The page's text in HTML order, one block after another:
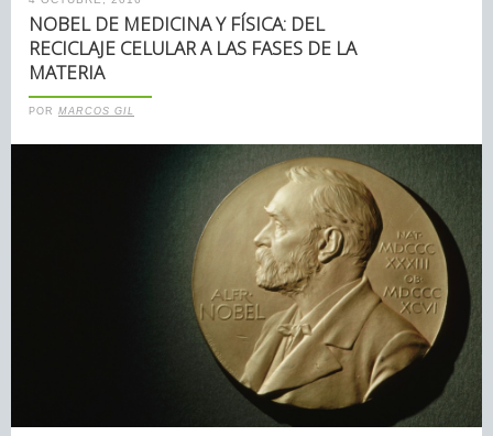
NOBEL DE MEDICINA Y FÍSICA: DEL
RECICLAJE CELULAR A LAS FASES DE LA
MATERIA
POR MARCOS GIL